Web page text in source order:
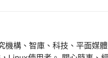
機構、智庫、科技、平面媒